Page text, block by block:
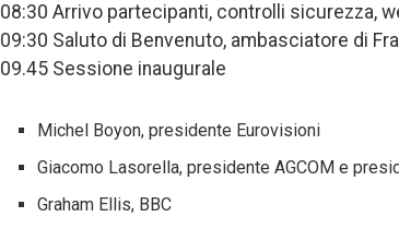
08:30 Arrivo partecipanti, controlli sicurezza,
09:30 Saluto di Benvenuto, ambasciatore di
09.45 Sessione inaugurale
Michel Boyon, presidente Eurovisioni
Giacomo Lasorella, presidente AGCOM e
Graham Ellis, BBC